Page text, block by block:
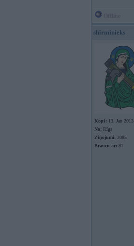
shirminieks
Kopš: 13. Jan 2013
No: Rīga
Ziņojumi: 2085
Braucu ar: 81